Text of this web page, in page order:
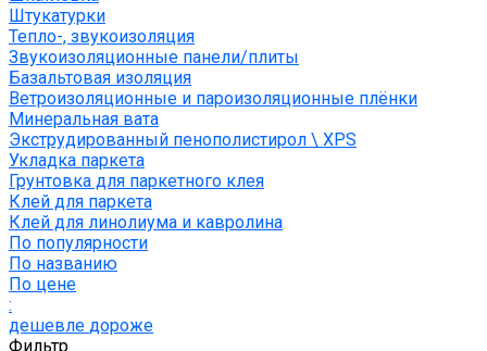
Штукатурки
Тепло-, звукоизоляция
Звукоизоляционные панели/плиты
Базальтовая изоляция
Ветроизоляционные и пароизоляционные плёнки
Минеральная вата
Экструдированный пенополистирол \ XPS
Укладка паркета
Грунтовка для паркетного клея
Клей для паркета
Клей для линолиума и кавролина
По популярности
По названию
По цене
:
дешевле дороже
Фильтр